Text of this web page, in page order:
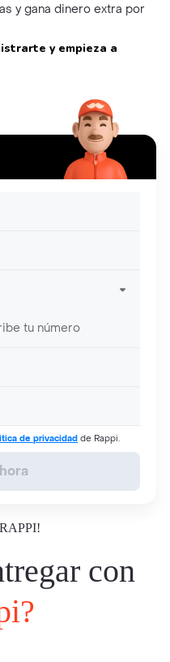
y gana dinero extra por
y empieza a
de privacidad de Rappi.
con